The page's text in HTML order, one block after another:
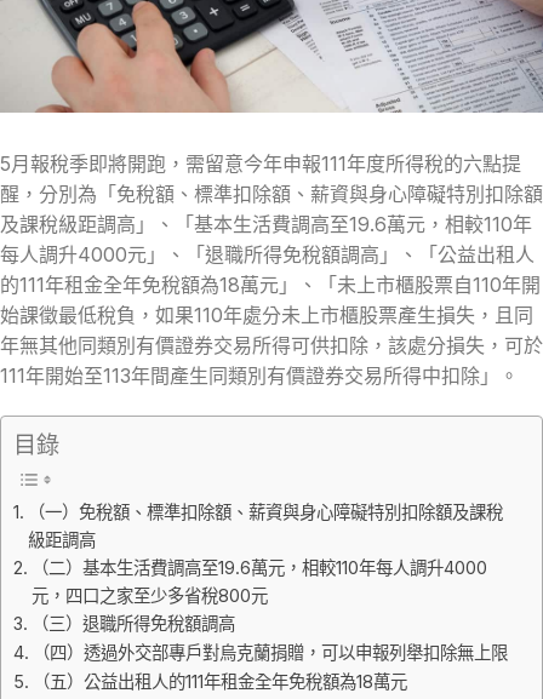
5月報稅季即將開跑，需留意今年申報111年度所得稅的六點提
醒，分別為「免稅額、標準扣除額、薪資與身心障礙特別扣除額
及課稅級距調高」、「基本生活費調高至19.6萬元，相較110年
每人調升4000元」、「退職所得免稅額調高」、「公益出租人
的111年租金全年免稅額為18萬元」、「未上市櫃股票自110年開
始課徵最低稅負，如果110年處分未上市櫃股票產生損失，且同
年無其他同類別有價證券交易所得可供扣除，該處分損失，可於
111年開始至113年間產生同類別有價證券交易所得中扣除」。
目錄
（一）免稅額、標準扣除額、薪資與身心障礙特別扣除額及課稅
級距調高
（二）基本生活費調高至19.6萬元，相較110年每人調升4000
元，四口之家至少多省稅800元
（三）退職所得免稅額調高
（四）透過外交部專戶對烏克蘭捐贈，可以申報列舉扣除無上限
（五）公益出租人的111年租金全年免稅額為18萬元